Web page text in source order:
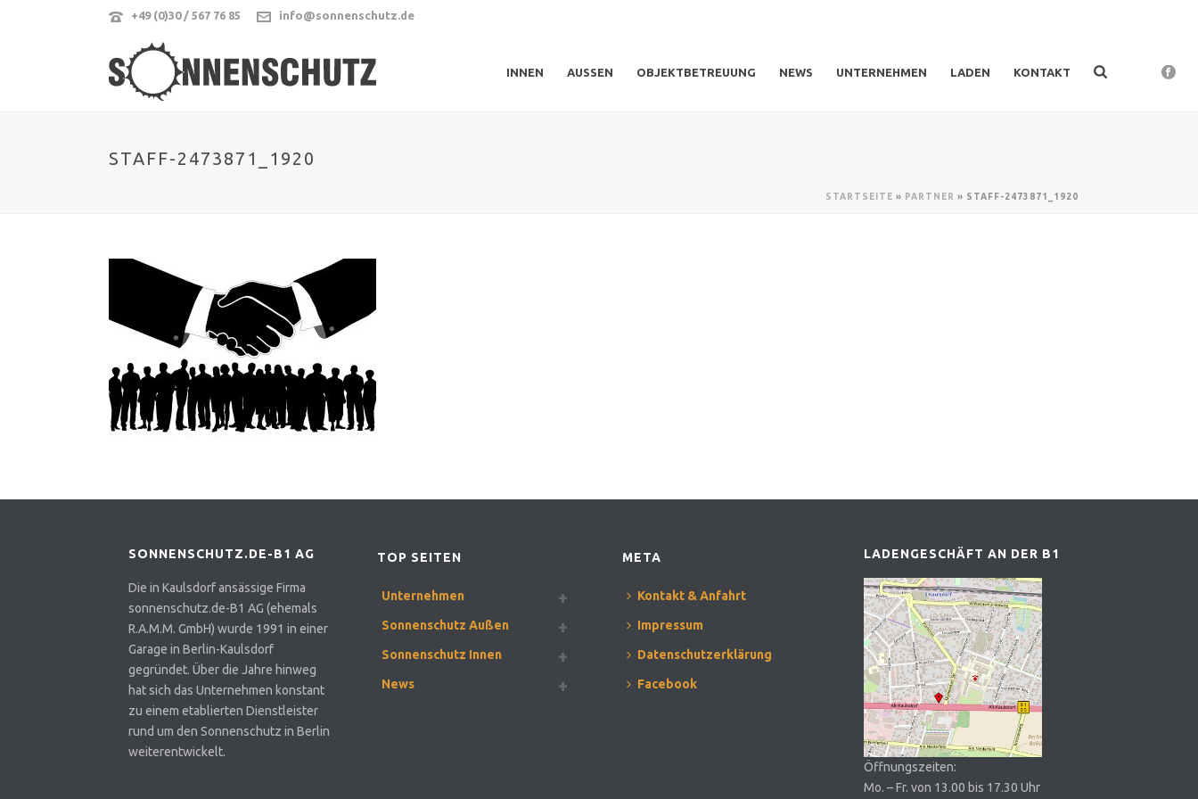
+49 (0)30 / 567 76 85 info@sonnenschutz.de
INNEN AUSSEN OBJEKTBETREUUNG NEWS UNTERNEHMEN LADEN KONTAKT
STAFF-2473871_1920
STARTSEITE » PARTNER » STAFF-2473871_1920
SONNENSCHUTZ.DE-B1 AG
Die in Kaulsdorf ansässige Firma
sonnenschutz.de-B1 AG (ehemals
R.A.M.M. GmbH) wurde 1991 in einer
Garage in Berlin-Kaulsdorf
gegründet. Über die Jahre hinweg
hat sich das Unternehmen konstant
zu einem etablierten Dienstleister
rund um den Sonnenschutz in Berlin
weiterentwickelt.
TOP SEITEN
Unternehmen
Sonnenschutz Außen
Sonnenschutz Innen
News
META
Kontakt & Anfahrt
Impressum
Datenschutzerklärung
Facebook
LADENGESCHÄFT AN DER B1
Öffnungszeiten:
Mo. – Fr. von 13.00 bis 17.30 Uhr